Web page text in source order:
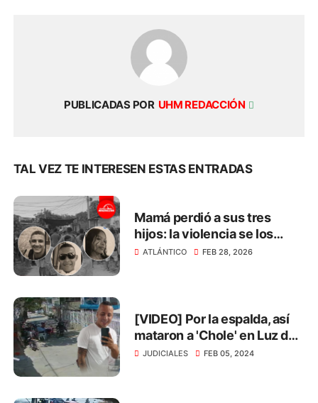
PUBLICADAS POR UHM REDACCIÓN
TAL VEZ TE INTERESEN ESTAS ENTRADAS
Mamá perdió a sus tres
hijos: la violencia se los
arrebató en menos de 3
ATLÁNTICO FEB 28, 2026
[VIDEO] Por la espalda, así
mataron a 'Chole' en Luz del
Mundo
JUDICIALES FEB 05, 2024